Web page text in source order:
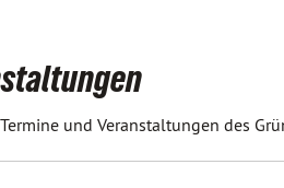
und Veranstaltungen des